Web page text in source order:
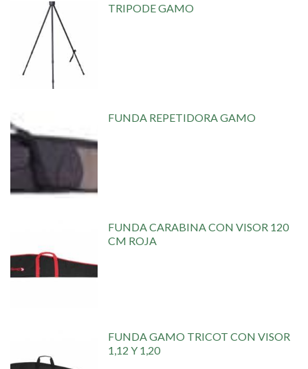
TRIPODE GAMO
FUNDA REPETIDORA GAMO
FUNDA CARABINA CON VISOR 120
CM ROJA
FUNDA GAMO TRICOT CON VISOR
1,12 Y 1,20